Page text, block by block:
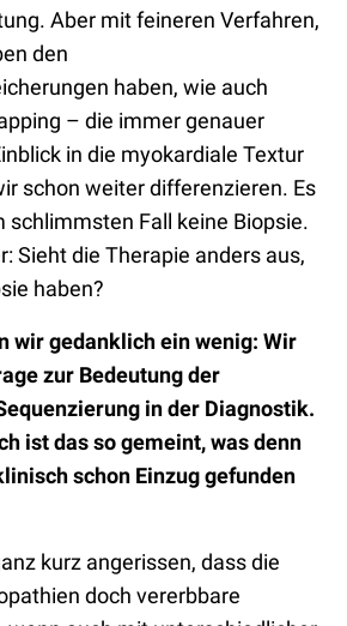
Aber mit feineren Verfahren,
den
haben, wie auch
– die immer genauer
in die myokardiale Textur
schon weiter differenzieren. Es
schlimmsten Fall keine Biopsie.
Sieht die Therapie anders aus,
haben?
wir gedanklich ein wenig: Wir
zur Bedeutung der
in der Diagnostik.
ist das so gemeint, was denn
schon Einzug gefunden
kurz angerissen, dass die
doch vererbbare